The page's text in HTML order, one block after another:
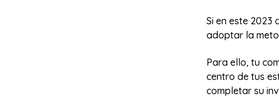
Si en este 2023
adoptar la
Para ello, tu
centro de tus
completar su